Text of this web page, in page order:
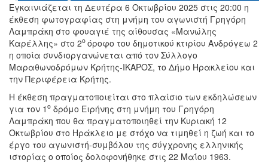
ΔΗΜΟΣ
ΠΟΛΙΤΙΣΜΟΣ
ΑΝΘΕΚΤΙΚΗ
ΠΟΛΗ
Εγκαινιάζεται τη Δευτέρα 6 Οκτωβρίου 2025 στις 20:00 η
έκθεση φωτογραφίας στη μνήμη του αγωνιστή Γρηγόρη
Λαμπράκη στο φουαγιέ της αίθουσας «Μανώλης
Καρέλλης» στο 2ο όροφο του δημοτικού κτιρίου Ανδρόγεω 2
η οποία συνδιοργανώνεται από τον Σύλλογο
Μαραθωνοδρόμων Κρήτης-ΙΚΑΡΟΣ, το Δήμο Ηρακλείου και
την Περιφέρεια Κρήτης.
Η έκθεση πραγματοποιείται στο πλαίσιο των εκδηλώσεων
για τον 1 ο δρόμο Ειρήνης στη μνήμη του Γρηγόρη
Λαμπράκη που θα πραγματοποιηθεί την Κυριακή 12
Οκτωβρίου στο Ηράκλειο με στόχο να τιμηθεί η ζωή και το
έργο του αγωνιστή-συμβόλου της σύγχρονης ελληνικής
ιστορίας ο οποίος δολοφονήθηκε στις 22 Μαΐου 1963.